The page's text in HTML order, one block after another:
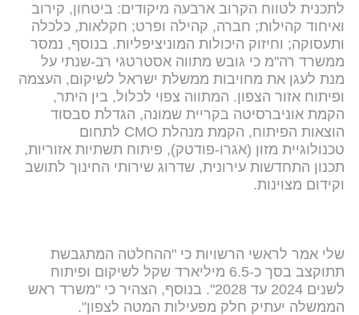
לתכנית לטווח הקרוב ארבעה מיקודים: ביטחון, קירוב
ואיחוד קהילות; חברה, קהילה ופרט; חקלאות, כלכלה
ותעסוקה; וחיזוק היכולות המוניציפליות. בנוסף, נמסר
ממשרד רה"מ כי גובש מתווה אסטרטגי רב-שנתי על
מנת לעגן את מחויבות ממשלת ישראל לשיקום, העצמה
ופיתוח אזור הצפון. המתווה צפוי לכלול, בין היתר,
הקמת אוניברסיטה בקריית שמונה, הגדלת סבסוד
הוצאות הפיתוח, הקמת מנהלת CMO לתחום
טכנולוגיית מזון (אגרו-פודטק), פיתוח תשתיות אזוריות,
תכנון התחדשות עירונית, שדרוג שירותי החינוך לתושב
וקידום מצוינות.
שלי אמר לראשי הרשויות כי "ההחלטה המתגבשת
תתוקצב בסך כ-6.5 מיליארד שקל לשיקום ופיתוח
לשנים 2024 עד 2028". בנוסף, הצהיר כי "משרד ראש
הממשלה יעתיק חלק מפעילות המטה לצפון".